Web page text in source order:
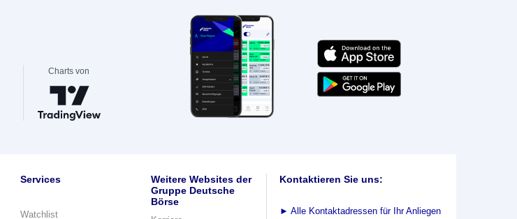
Charts von
Services
Watchlist
Weitere Websites der
Gruppe Deutsche
Börse
Kontaktieren Sie uns:
► Alle Kontaktadressen für Ihr Anliegen